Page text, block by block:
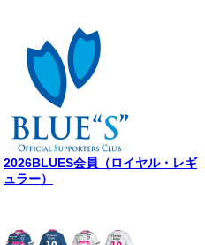
2026BLUES会員（ロイヤル・レギ
ュラー）